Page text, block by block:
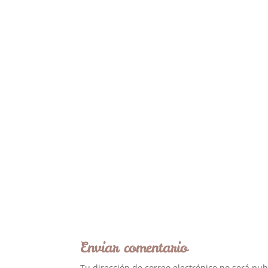
Enviar comentario